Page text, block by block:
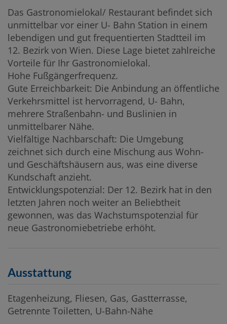
Das Gastronomielokal/ Restaurant befindet sich
unmittelbar vor einer U- Bahn Station in einem
lebendigen und gut frequentierten Stadtteil im
12. Bezirk von Wien. Diese Lage bietet zahlreiche
Vorteile für Ihr Gastronomielokal.
Hohe Fußgängerfrequenz.
Gute Erreichbarkeit: Die Anbindung an öffentliche
Verkehrsmittel ist hervorragend, U- Bahn,
mehrere Straßenbahn- und Buslinien in
unmittelbarer Nähe.
Vielfältige Nachbarschaft: Die Umgebung
zeichnet sich durch eine Mischung aus Wohn-
und Geschäftshäusern aus, was eine diverse
Kundschaft anzieht.
Entwicklungspotenzial: Der 12. Bezirk hat in den
letzten Jahren noch weiter an Beliebtheit
gewonnen, was das Wachstumspotenzial für
neue Gastronomiebetriebe erhöht.
Ausstattung
Etagenheizung Fliesen Gas Gastterrasse
Getrennte Toiletten U-Bahn-Nähe